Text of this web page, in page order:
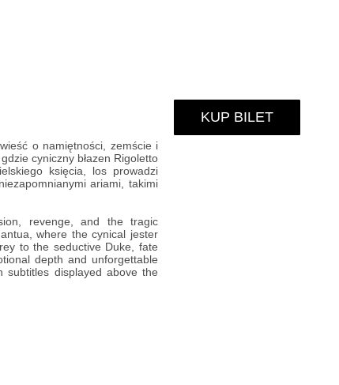
o namiętności, zemście i
cyniczny błazen Rigoletto
księcia, los prowadzi
ariami, takimi
revenge, and the tragic
where the cynical jester
to the seductive Duke, fate
depth and unforgettable
displayed above the
KUP BILET